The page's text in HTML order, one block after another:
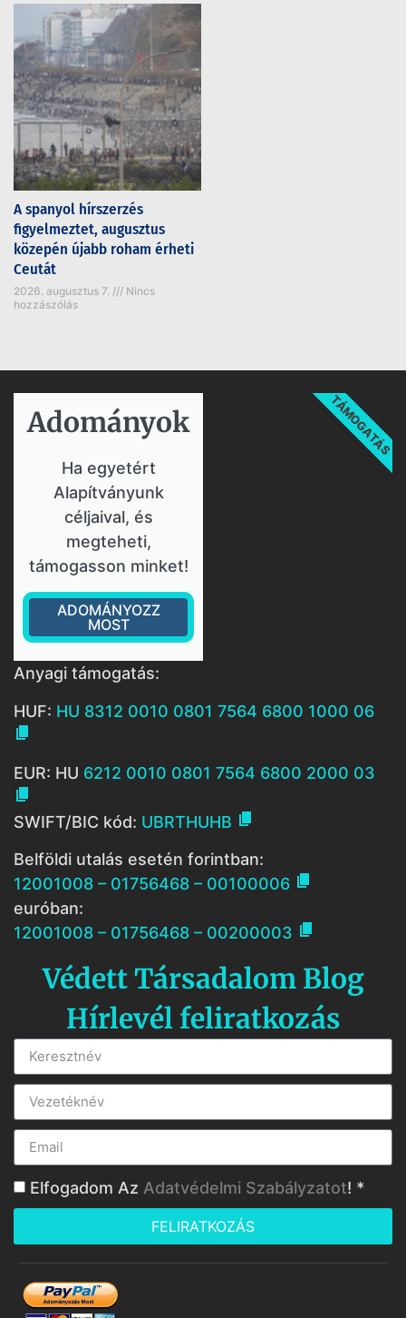
A spanyol hírszerzés
figyelmeztet, augusztus
közepén újabb roham érheti
Ceutát
2026. augusztus 7.
Nincs
hozzászólás
Adományok​
Ha egyetért
Alapítványunk
céljaival, és
megteheti,
támogasson minket!
ADOMÁNYOZZ
MOST
TÁMOGATÁS
Anyagi támogatás:
HUF: HU 8312 0010 0801 7564 6800 1000 06

EUR: HU 6212 0010 0801 7564 6800 2000 03

SWIFT/BIC kód: UBRTHUHB 
Belföldi utalás esetén forintban:
12001008 – 01756468 – 00100006 
euróban:
12001008 – 01756468 – 00200003 
Védett Társadalom Blog
Hírlevél feliratkozás
Elfogadom Az Adatvédelmi Szabályzatot! *
FELIRATKOZÁS